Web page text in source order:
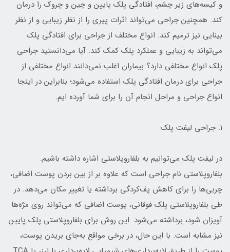
و کیسه‌های زیر چشم، افتادگی پلک پایین و چین و چروک را درمان
کند. همچنین جراحی می‌تواند اثرات پیری را از نظر زیبایی و از نظر
بینایی نیز ترمیم کند. انواع مختلف از جراحی برای افتادگی پلک
می‌تواند به زیبایی و عملکرد پلک کمک کند. آیا می‌دانستید جراحی
پلک انواع مختلفی دارد؟ بیماران اغلب نمی‌دانند انواع مختلفی از
جراحی برای درمان افتادگی پلک استفاده می‌شود؛ بنابراین در اینجا
انواع جراحی و مراحل انجام آن را برای شما آورده ایم.
۱. جراحی لیفت پلک
در لیفت پلک می‌توانیم به بلفاروپلاستی اشاره داشته باشیم.
بلفاروپلاستی نام جراحی است که علاوه بر از بین بردن پوست اضافی،
چربی‌ها را برای کاهش پف‌کردگی برداشته یا تغییر مکان می‌دهد. در
طی بلفاروپلاستی پلک فوقانی، پوست اضافی که می‌تواند روی مژه‌ها
آویزان شود، برداشته می‌شود. این روش برای بلفاروپلاستی پلک پایین
نیز مشابه است. با این حال، در برخی مواقع به‌جای بریدن پوست،